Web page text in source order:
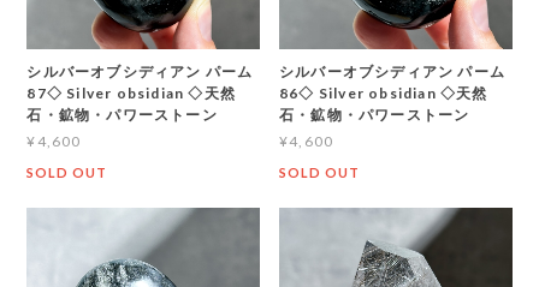
シルバーオブシディアン パーム
87◇ Silver obsidian ◇天然
石・鉱物・パワーストーン
¥4,600
SOLD OUT
シルバーオブシディアン パーム
86◇ Silver obsidian ◇天然
石・鉱物・パワーストーン
¥4,600
SOLD OUT